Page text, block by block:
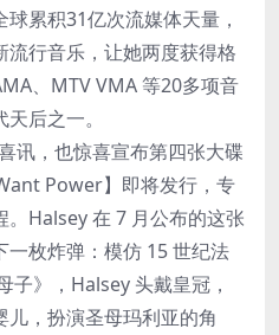
累积31亿次流媒体天量，
行音乐，让她两度获得格
、MTV VMA 等20多项音
后之一。
讯，也惊喜宣布第四张大碟
Power】即将发行，专
Halsey 在 7 月公布的这张
枚炸弹：模仿 15 世纪法
子》，Halsey 头戴皇冠，
，扮演圣母玛利亚的角